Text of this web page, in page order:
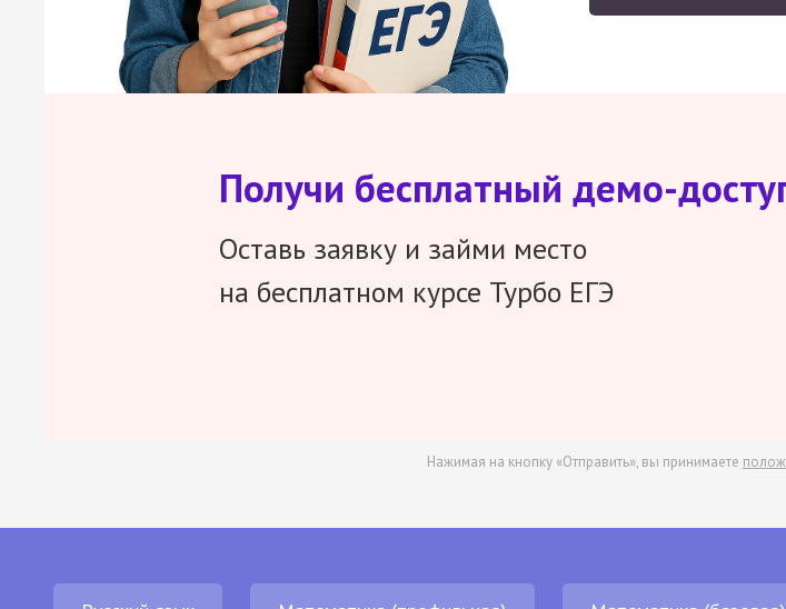
Получи бесплатный демо-
Оставь заявку и займи место
на бесплатном курсе Турбо ЕГЭ
Нажимая на кнопку «Отправить», вы принимаете